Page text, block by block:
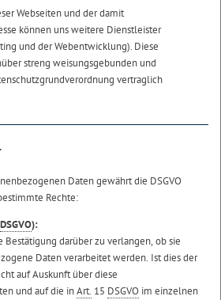
Webseiten und der damit
können uns weitere Dienstleister
und der Webentwicklung). Diese
streng weisungsgebunden und
vertraglich
Daten gewährt die DSGVO
Rechte:
DSGVO):
Bestätigung darüber zu verlangen, ob sie
Daten verarbeitet werden. Ist dies der
auf Auskunft über diese
und auf die inArt. 15 DSGVO im einzelnen